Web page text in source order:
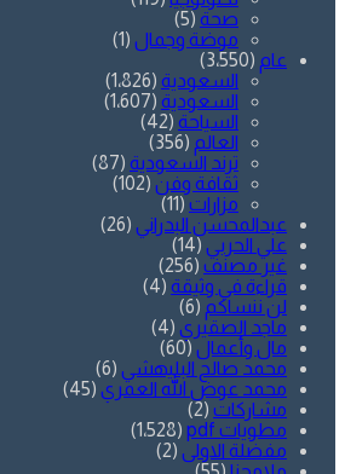
صحة (5)
موضة وجمال (1)
عام (3٬550)
السعودية (1٬826)
السعودية (1٬607)
السياحة (42)
العالم (356)
ترند السعودية (87)
ثقافة وفن (102)
مزارات (11)
عبدالمحسن البدراني (26)
علي الحربي (14)
غير مصنف (256)
قراءة في وثيقة (4)
لن ننساكم (6)
ماجد الصقيري (4)
مال وأعمال (60)
محمد صالح البليهشي (6)
محمد عوض الله العمري (45)
مشاركات (2)
مطويات pdf
(1٬528)
مفضلة الاولى (2)